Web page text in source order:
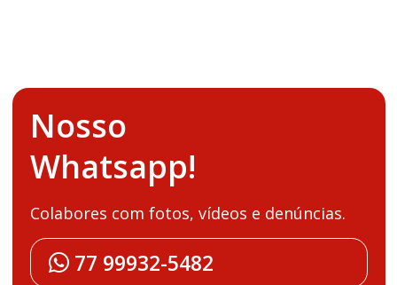
Nosso
Whatsapp!
Colabores com fotos, vídeos e denúncias.
77 99932-5482